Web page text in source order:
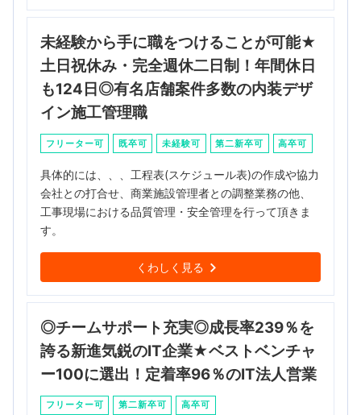
未経験から手に職をつけることが可能★
土日祝休み・完全週休二日制！年間休日
も124日◎有名店舗案件多数の内装デザ
イン施工管理職
フリーター可 既卒可 未経験可 第二新卒可 高卒可
具体的には、、、工程表(スケジュール表)の作成や協力
会社との打合せ、商業施設管理者との調整業務の他、
工事現場における品質管理・安全管理を行って頂きま
す。
くわしく見る
◎チームサポート充実◎成長率239％を
誇る新進気鋭のIT企業★ベストベンチャ
ー100に選出！定着率96％のIT法人営業
フリーター可 第二新卒可 高卒可